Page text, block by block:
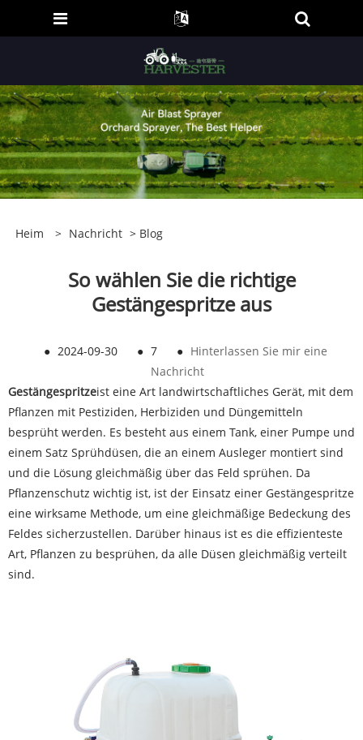
Heim > Nachricht > Blog
So wählen Sie die richtige
Gestängespritze aus
● 2024-09-30 ● 7 ● Hinterlassen Sie mir eine
Nachricht
Gestängespritzeist eine Art landwirtschaftliches Gerät, mit dem
Pflanzen mit Pestiziden, Herbiziden und Düngemitteln
besprüht werden. Es besteht aus einem Tank, einer Pumpe und
einem Satz Sprühdüsen, die an einem Ausleger montiert sind
und die Lösung gleichmäßig über das Feld sprühen. Da
Pflanzenschutz wichtig ist, ist der Einsatz einer Gestängespritze
eine wirksame Methode, um eine gleichmäßige Bedeckung des
Feldes sicherzustellen. Darüber hinaus ist es die effizienteste
Art, Pflanzen zu besprühen, da alle Düsen gleichmäßig verteilt
sind.